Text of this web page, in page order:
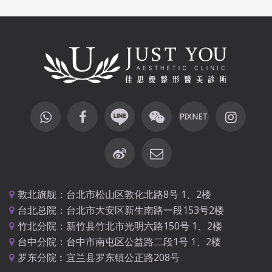
敦北旗舰：台北市松山区敦化北路8号 1、2楼
台北总院：台北市大安区新生南路一段153号2楼
竹北分院：新竹县竹北市光明六路150号 1、2楼
台中分院：台中市南屯区公益路二段1号 1、2楼
罗东分院︰宜兰县罗东镇公正路208号